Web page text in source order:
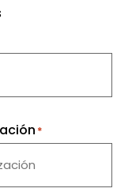
*